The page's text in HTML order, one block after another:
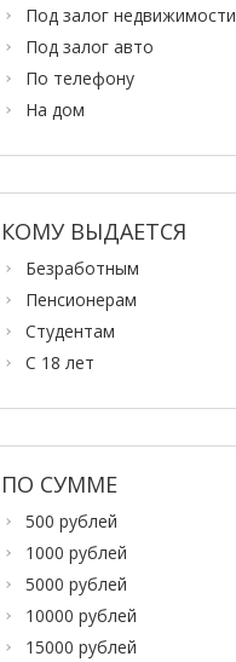
Под залог недвижимости
Под залог авто
По телефону
На дом
КОМУ ВЫДАЕТСЯ
Безработным
Пенсионерам
Студентам
С 18 лет
ПО СУММЕ
500 рублей
1000 рублей
5000 рублей
10000 рублей
15000 рублей